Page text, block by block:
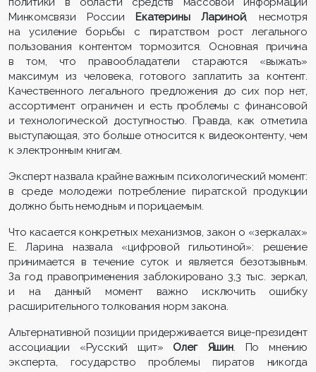
Минкомсвязи России Екатерины Лариной, несмотря
на усиление борьбы с пиратством рост легального
пользования контентом тормозится. Основная причина
в том, что правообладатели стараются «выжать»
максимум из человека, готового заплатить за контент.
Качественного легального предложения до сих пор нет,
ассортимент ограничен и есть проблемы с финансовой
и технологической доступностью. Правда, как отметила
выступающая, это больше относится к видеоконтенту, чем
к электронным книгам.
Эксперт назвала крайне важным психологический момент:
в среде молодежи потребление пиратской продукции
должно быть немодным и порицаемым.
Что касается конкретных механизмов, закон о «зеркалах»
Е. Ларина назвала «цифровой гильотиной»: решение
принимается в течение суток и является безотзывным.
За год правоприменения заблокировано 3,3 тыс. зеркал,
и на данный момент важно исключить ошибку
расширительного толкования норм закона.
Альтернативной позиции придерживается вице-президент
ассоциации «Русский щит» Олег Яшин. По мнению
эксперта, государство проблемы пиратов никогда